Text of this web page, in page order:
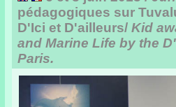
pédagogiques sur
D'Ici et D'ailleurs/ Kid
and Marine Life by the
Paris.